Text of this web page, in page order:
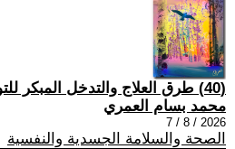
(40) طرق العلاج والتدخل المبكر للتوحد.
محمد بسام العمري
2026 / 8 / 7
الصحة والسلامة الجسدية والنفسية